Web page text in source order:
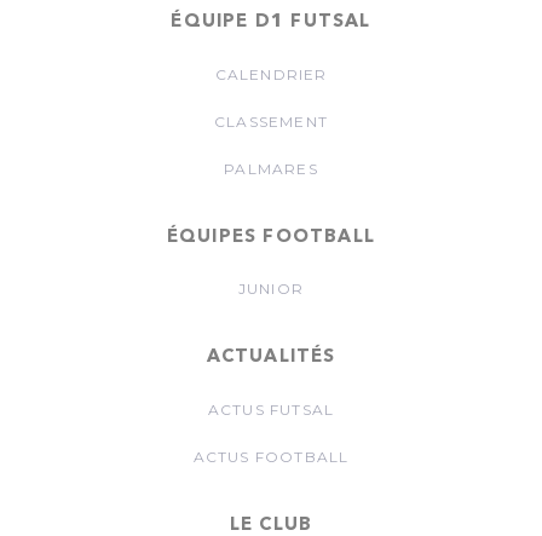
ÉQUIPE D1 FUTSAL
CALENDRIER
CLASSEMENT
PALMARES
ÉQUIPES FOOTBALL
JUNIOR
ACTUALITÉS
ACTUS FUTSAL
ACTUS FOOTBALL
LE CLUB